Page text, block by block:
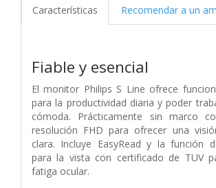
Características Recomendar a un
Fiable y esencial
El monitor Philips S Line ofrece
para la productividad diaria y poder
cómoda. Prácticamente sin marco
resolución FHD para ofrecer una
clara. Incluye EasyRead y la función
para la vista con certificado de TUV
fatiga ocular.